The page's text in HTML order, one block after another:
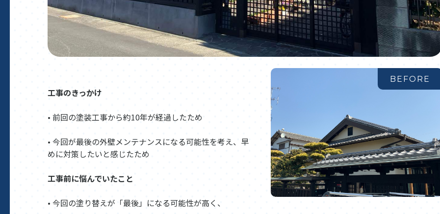
工事のきっかけ
• 前回の塗装工事から約10年が経過したため
• 今回が最後の外壁メンテナンスになる可能性を考え、早
めに対策したいと感じたため
工事前に悩んでいたこと
• 今回の塗り替えが「最後」になる可能性が高く、
BEFORE